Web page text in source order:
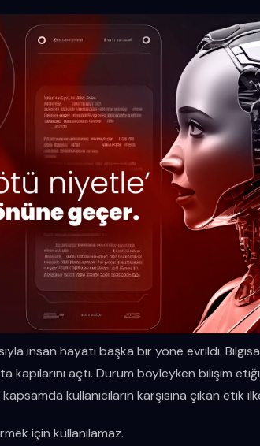
insan hayatı başka bir yöne evrildi.
açtı. Durum böyleyken bilişim
kullanıcıların karşısına çıkan etik
için kullanılamaz.